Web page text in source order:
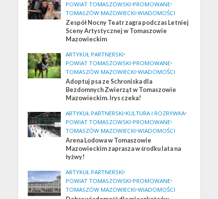
POWIAT TOMASZOWSKI•PROMOWANE•
TOMASZÓW MAZOWIECKI•WIADOMOŚCI
Zespół Nocny Teatr zagra podczas Letniej
Sceny Artystycznej w Tomaszowie
Mazowieckim
ARTYKUŁ PARTNERSKI•
POWIAT TOMASZOWSKI•PROMOWANE•
TOMASZÓW MAZOWIECKI•WIADOMOŚCI
Adoptuj psa ze Schroniska dla
Bezdomnych Zwierząt w Tomaszowie
Mazowieckim. Irys czeka!
ARTYKUŁ PARTNERSKI•KULTURA I ROZRYWKA•
POWIAT TOMASZOWSKI•PROMOWANE•
TOMASZÓW MAZOWIECKI•WIADOMOŚCI
Arena Lodowa w Tomaszowie
Mazowieckim zaprasza w środku lata na
łyżwy!
ARTYKUŁ PARTNERSKI•
POWIAT TOMASZOWSKI•PROMOWANE•
TOMASZÓW MAZOWIECKI•WIADOMOŚCI